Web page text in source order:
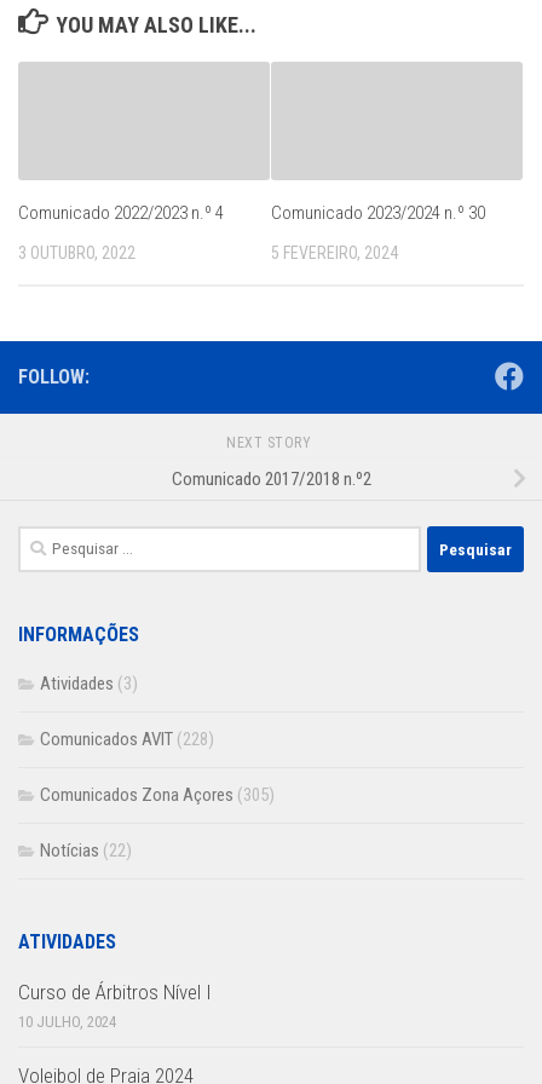
YOU MAY ALSO LIKE...
Comunicado 2022/2023 n.º 4
3 OUTUBRO, 2022
Comunicado 2023/2024 n.º 30
5 FEVEREIRO, 2024
FOLLOW:
NEXT STORY
Comunicado 2017/2018 n.º2
Pesquisar
por:
INFORMAÇÕES
Atividades (3)
Comunicados AVIT (228)
Comunicados Zona Açores (305)
Notícias (22)
ATIVIDADES
Curso de Árbitros Nível I
10 JULHO, 2024
Voleibol de Praia 2024